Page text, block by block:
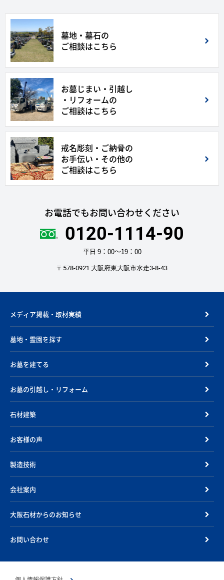
墓地・墓石の
ご相談はこちら
お墓じまい・引越し
・リフォームの
ご相談はこちら
戒名彫刻・ご納骨の
お手伝い・その他の
ご相談はこちら
お電話でもお問い合わせください
0120-1114-90
平日 9：00〜19：00
〒578-0921 大阪府東大阪市水走3-8-43
メディア掲載・取材実績
墓地・霊園を探す
お墓を建てる
お墓の引越し・リフォーム
石材建築
お客様の声
製造技術
会社案内
大阪石材からのお知らせ
お問い合わせ